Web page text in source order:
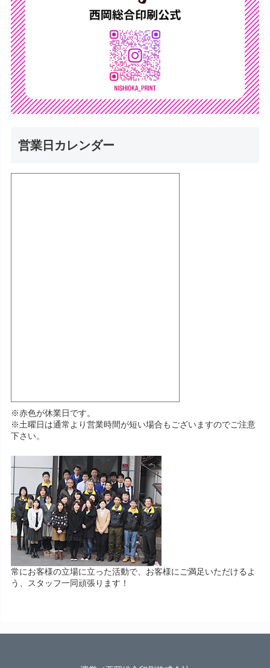
営業日カレンダー
※赤色が休業日です。
※土曜日は通常より営業時間が短い場合もございますのでご注意
下さい。
常にお客様の立場に立った活動で、お客様にご満足いただけるよ
う、スタッフ一同頑張ります！